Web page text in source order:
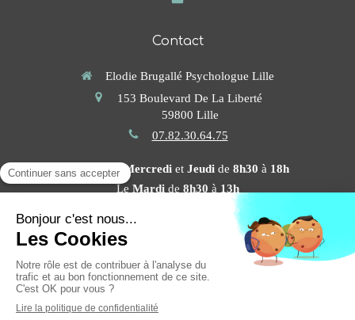
Contact
Elodie Brugallé Psychologue Lille
153 Boulevard De La Liberté
59800 Lille
07.82.30.64.75
LesLundi, Mercrediet Jeudide 8h30 à 18h
Le Mardide 8h30 à 13h
Mentions légales